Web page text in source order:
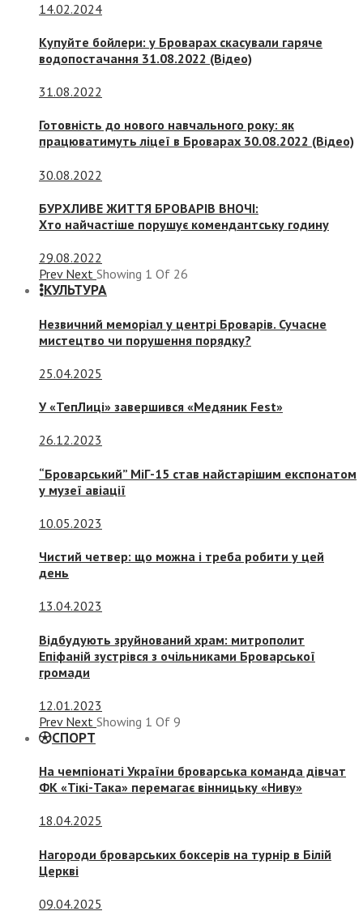
14.02.2024
Купуйте бойлери: у Броварах скасували гаряче
водопостачання 31.08.2022 (Відео)
31.08.2022
Готовність до нового навчального року: як
працюватимуть ліцеї в Броварах 30.08.2022 (Відео)
30.08.2022
БУРХЛИВЕ ЖИТТЯ БРОВАРІВ ВНОЧІ:
Хто найчастіше порушує комендантську годину
29.08.2022
Prev Next Showing 1 Of 26
КУЛЬТУРА
Незвичний меморіал у центрі Броварів. Сучасне
мистецтво чи порушення порядку?
25.04.2025
У «ТепЛиці» завершився «Медяник Fest»
26.12.2023
“Броварський” МіГ-15 став найстарішим експонатом
у музеї авіації
10.05.2023
Чистий четвер: що можна і треба робити у цей
день
13.04.2023
Відбудують зруйнований храм: митрополит
Епіфаній зустрівся з очільниками Броварської
громади
12.01.2023
Prev Next Showing 1 Of 9
СПОРТ
На чемпіонаті України броварська команда дівчат
ФК «Тікі-Така» перемагає вінницьку «Ниву»
18.04.2025
Нагороди броварських боксерів на турнір в Білій
Церкві
09.04.2025